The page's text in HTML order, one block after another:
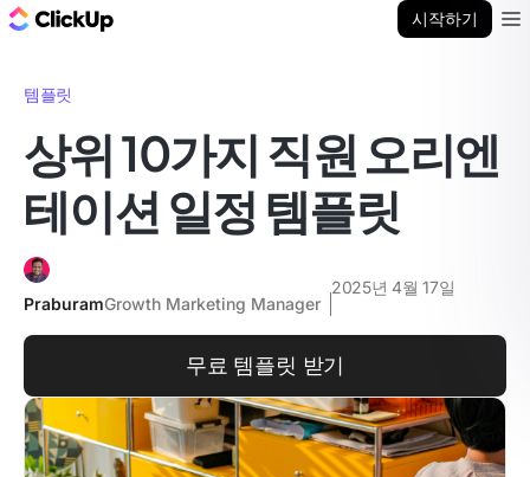
시작하기
템플릿
상위 10가지 직원 오리엔
테이션 일정 템플릿
PraburamGrowth Marketing Manager
2025년 4월 17일
무료 템플릿 받기